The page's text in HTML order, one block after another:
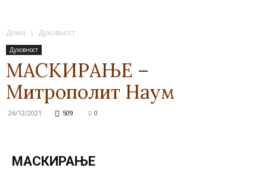
Дома Духовност
Духовност
МАСКИРАЊЕ –
Митрополит Наум
26/12/2021 509 0
МАСКИРАЊЕ